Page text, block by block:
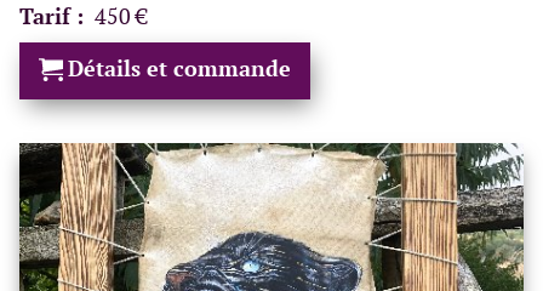
Tarif : 450 €
Détails et commande